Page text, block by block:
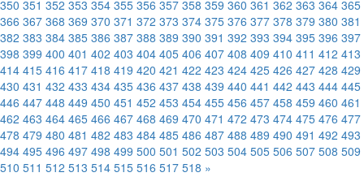
350 351 352 353 354 355 356 357 358 359 360 361 362 363 364 365
366 367 368 369 370 371 372 373 374 375 376 377 378 379 380 381
382 383 384 385 386 387 388 389 390 391 392 393 394 395 396 397
398 399 400 401 402 403 404 405 406 407 408 409 410 411 412 413
414 415 416 417 418 419 420 421 422 423 424 425 426 427 428 429
430 431 432 433 434 435 436 437 438 439 440 441 442 443 444 445
446 447 448 449 450 451 452 453 454 455 456 457 458 459 460 461
462 463 464 465 466 467 468 469 470 471 472 473 474 475 476 477
478 479 480 481 482 483 484 485 486 487 488 489 490 491 492 493
494 495 496 497 498 499 500 501 502 503 504 505 506 507 508 509
510 511 512 513 514 515 516 517 518 »